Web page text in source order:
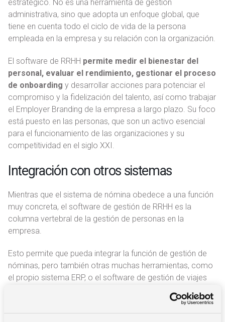
estratégico. No es una herramienta de gestión
administrativa, sino que adopta un enfoque global, que
tiene en cuenta todo el ciclo de vida de la persona
empleada en la empresa y su relación con la organización.
El software de RRHH permite medir el bienestar del
personal, evaluar el rendimiento, gestionar el proceso
de onboarding y desarrollar acciones para potenciar el
compromiso y la fidelización del talento, así como trabajar
el Employer Branding de la empresa a largo plazo. Su foco
está puesto en las personas, que son un activo esencial
para el funcionamiento de las organizaciones y su
competitividad en el siglo XXI.
Integración con otros sistemas
Mientras que el sistema de nómina obedece a una función
muy concreta, el software de gestión de RRHH es la
columna vertebral de la gestión de personas en la
empresa.
Esto permite que pueda integrar la función de gestión de
nóminas, pero también otras muchas herramientas, como
el propio sistema ERP, o el software de gestión de viajes
trabajo. Hablamos, por tanto, de una herramienta amplia,
completa y flexible, que favorece una gestión integral de